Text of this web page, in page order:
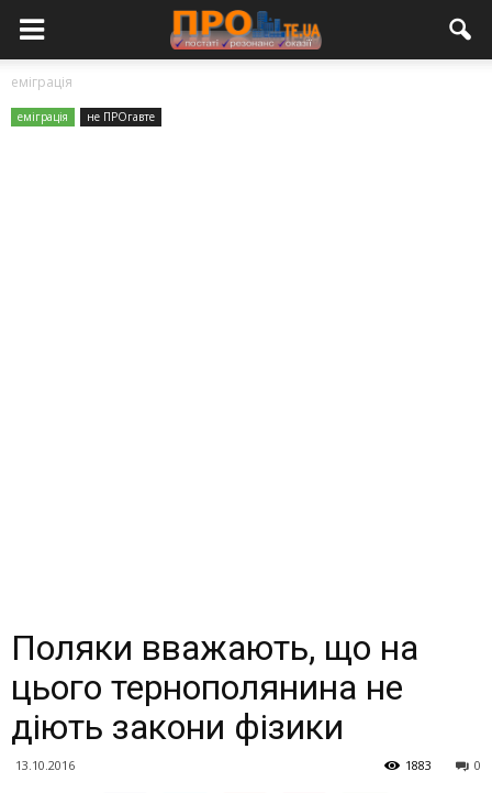
еміграція
еміграція не ПРОгавте
Поляки вважають, що на
цього тернополянина не
діють закони фізики
13.10.2016 0
1883